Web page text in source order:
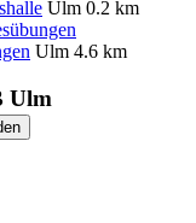
Ulm 0.2 km
Ulm 4.6 km
Ulm